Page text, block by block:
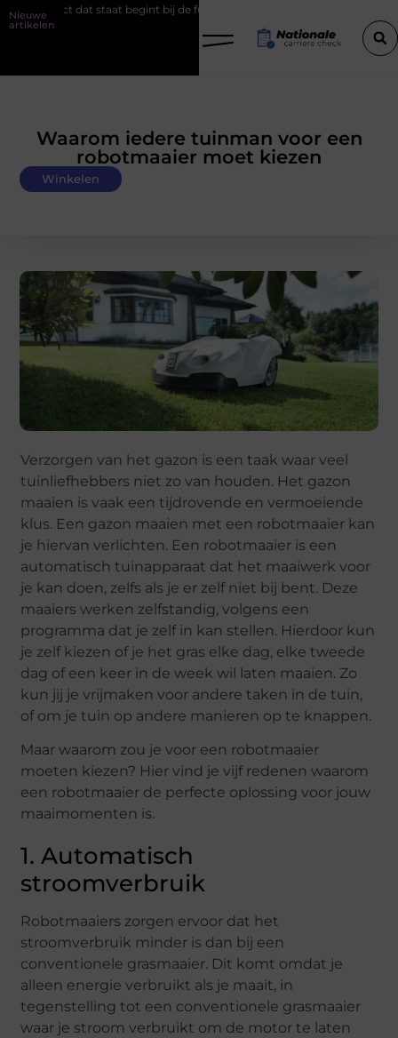
Nieuwe
artikelen
bij de fundering Het belang van goede werkschoenen
Waarom iedere tuinman voor een
robotmaaier moet kiezen
Winkelen
Verzorgen van het gazon is een taak waar veel
tuinliefhebbers niet zo van houden. Het gazon
maaien is vaak een tijdrovende en vermoeiende
klus. Een gazon maaien met een robotmaaier kan
je hiervan verlichten. Een robotmaaier is een
automatisch tuinapparaat dat het maaiwerk voor
je kan doen, zelfs als je er zelf niet bij bent. Deze
maaiers werken zelfstandig, volgens een
programma dat je zelf in kan stellen. Hierdoor kun
je zelf kiezen of je het gras elke dag, elke tweede
dag of een keer in de week wil laten maaien. Zo
kun jij je vrijmaken voor andere taken in de tuin,
of om je tuin op andere manieren op te knappen.
Maar waarom zou je voor een robotmaaier
moeten kiezen? Hier vind je vijf redenen waarom
een robotmaaier de perfecte oplossing voor jouw
maaimomenten is.
1. Automatisch
stroomverbruik
Robotmaaiers zorgen ervoor dat het
stroomverbruik minder is dan bij een
conventionele grasmaaier. Dit komt omdat je
alleen energie verbruikt als je maait, in
tegenstelling tot een conventionele grasmaaier
waar je stroom verbruikt om de motor te laten